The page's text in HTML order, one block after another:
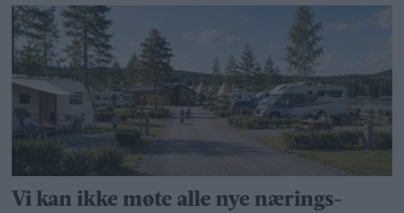
Vi kan ikke møte alle nye nærings­